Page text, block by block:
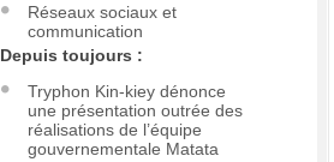
Réseaux sociaux et
communication
Depuis toujours :
Tryphon Kin-kiey dénonce
une présentation outrée des
réalisations de l’équipe
gouvernementale Matata